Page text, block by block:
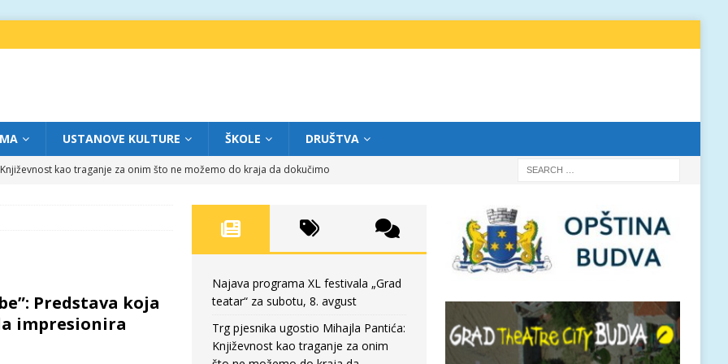
USTANOVE KULTURE ŠKOLE DRUŠTVA
kao traganje za onim što ne možemo do kraja da dokučimo
za petak, 7. avgust
„Više od igre” na sceni između crkava
FOKUS
za subotu, 8. avgust FOKUS
Predstava koja
impresionira
Najava programa XL festivala „Grad
teatar“ za subotu, 8. avgust
Trg pjesnika ugostio Mihajla Pantića:
Književnost kao traganje za onim